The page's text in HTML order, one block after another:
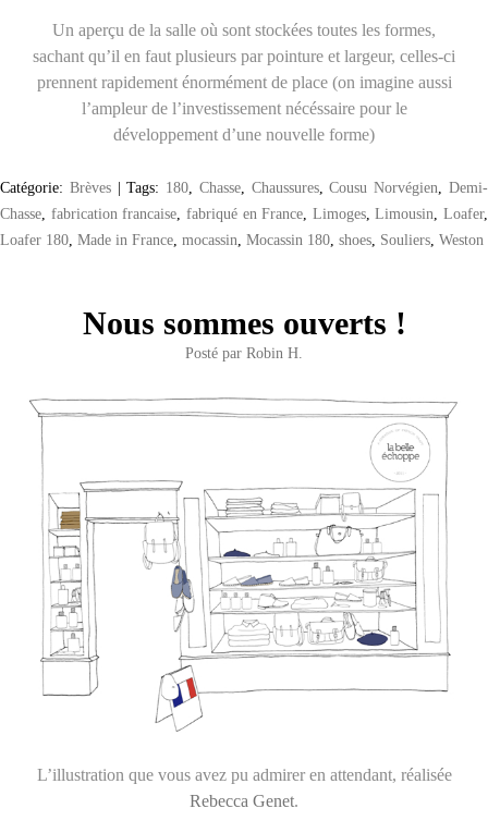
Un aperçu de la salle où sont stockées toutes les formes,
sachant qu’il en faut plusieurs par pointure et largeur, celles-ci
prennent rapidement énormément de place (on imagine aussi
l’ampleur de l’investissement nécéssaire pour le
développement d’une nouvelle forme)
Catégorie: Brèves |Tags: 180 Chasse, Chaussures,Cousu Norvégien ,Demi-
Chasse fabrication francaise fabriqué en France Limoges,Limousin Loafer,
Loafer 180 Made in France mocassin Mocassin 180 shoes Souliers Weston
Nous sommes ouverts !
Posté par Robin H.
L’illustration que vous avez pu admirer en attendant, réalisée
Rebecca Genet.